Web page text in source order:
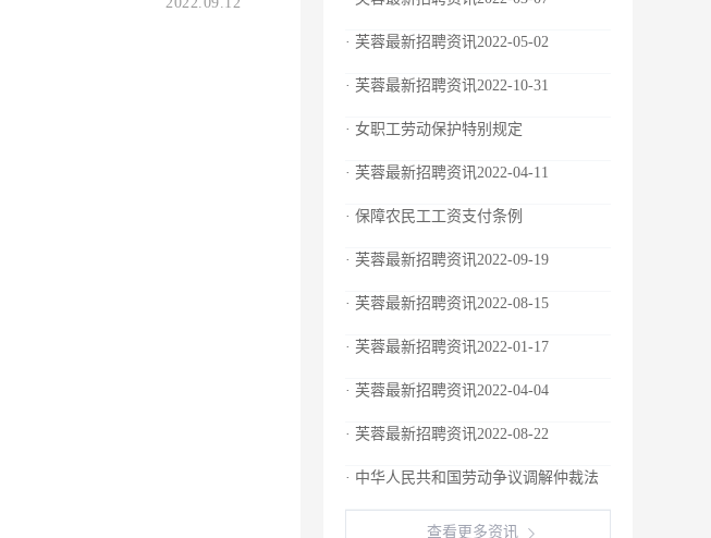
· 芙蓉最新招聘资讯2022-05-02
· 芙蓉最新招聘资讯2022-10-31
· 女职工劳动保护特别规定
· 芙蓉最新招聘资讯2022-04-11
· 保障农民工工资支付条例
· 芙蓉最新招聘资讯2022-09-19
· 芙蓉最新招聘资讯2022-08-15
· 芙蓉最新招聘资讯2022-01-17
· 芙蓉最新招聘资讯2022-04-04
· 芙蓉最新招聘资讯2022-08-22
· 中华人民共和国劳动争议调解仲裁法
查看更多资讯